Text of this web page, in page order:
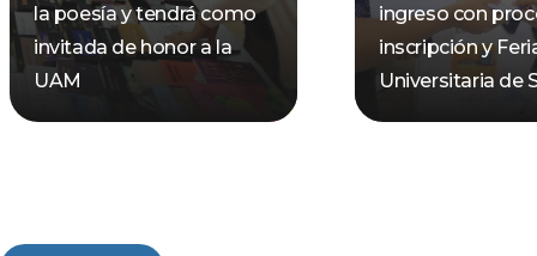
la poesía y tendrá como
invitada de honor a la
UAM
ingreso con
inscripción y
Universitaria de